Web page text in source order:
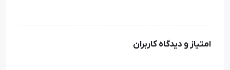
امتیاز و دیدگاه کاربران